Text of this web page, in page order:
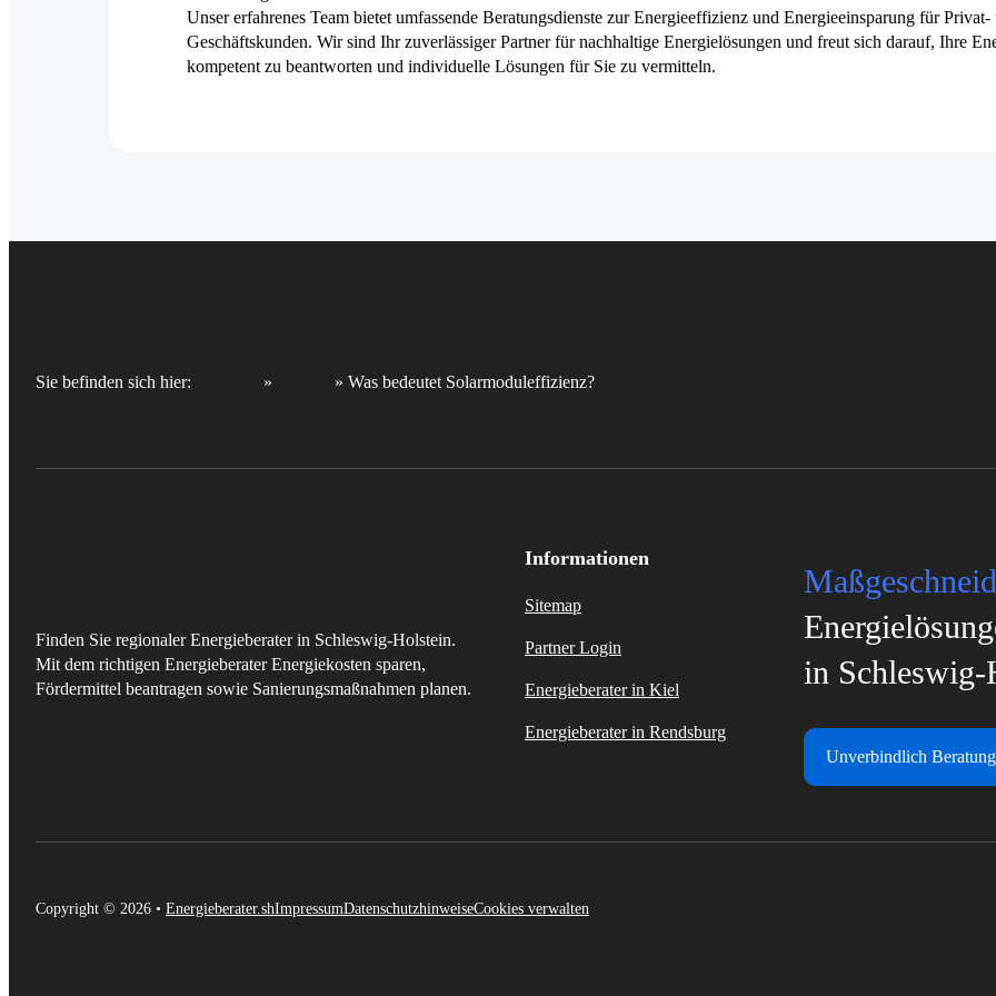
Unser erfahrenes Team bietet umfassende Beratungsdienste zur Energieeffizienz und Energieeinsparung für Privat-
Geschäftskunden. Wir sind Ihr zuverlässiger Partner für nachhaltige Energielösungen und freut sich darauf, Ihre
kompetent zu beantworten und individuelle Lösungen für Sie zu vermitteln.
Sie befinden sich hier: » » Was bedeutet Solarmoduleffizienz?
Finden Sie regionaler Energieberater in Schleswig-Holstein.
Mit dem richtigen Energieberater Energiekosten sparen,
Fördermittel beantragen sowie Sanierungsmaßnahmen planen.
Informationen
Sitemap
Partner Login
Energieberater in Kiel
Energieberater in Rendsburg
in Schleswig-
Unverbindlich
Copyright © 2026 • Energieberater.shImpressumDatenschutzhinweiseCookies verwalten